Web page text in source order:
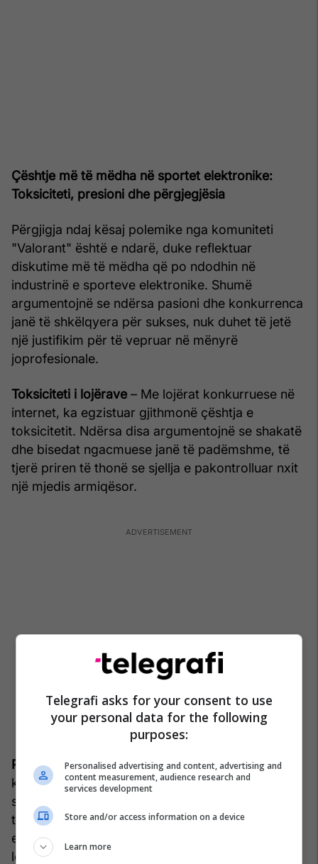
Çështje më të mëdha në sportet elektronike:
Toksiciteti, presioni dhe përgjegjësia
Përgjigja ndaj kësaj polemike nga komuniteti
"Valorant" është e ndarë, duke reflektuar
diskutime më të mëdha që po ndodhin në
industrinë e sporteve elektronike. Shumë
argumentojnë se ndërsa pasioni dhe konkurrenca
janë të shkëlqyera për sukses, nuk duhet të jetë
një justifikim për të vepruar në mënyrë
joprofesionale.
Toksiciteti i lojërave – Me lojërat konkurruese në
internet, ka egzistuar gjithmonë çështja e
toksicitetit. Ndërsa disa argumentojnë se shakatë
dhe bisedat ngacmuese janë të padëmshme, të
tjerë priren të thonë se sjellja e pakontrolluar nxit
një mjedis armiqësor.
Presioni mbi lojtarët profesionistë– Presioni i
konkurrencës në sportet elektronike mund të jetë
shumë intensiv dhe i shtyn lojtarët në kufijtë e
tyre, gjë që ndonjëherë rezulton në shpërthime
emocionale. Ndryshe nga sportet tradicionale,
lojtarët profesionistë shpesh duhet të balancojnë
Telegrafi asks for your consent to use
your personal data for the following
purposes:
Personalised advertising and content, advertising and
content measurement, audience research and
services development
Store and/or access information on a device
Learn more